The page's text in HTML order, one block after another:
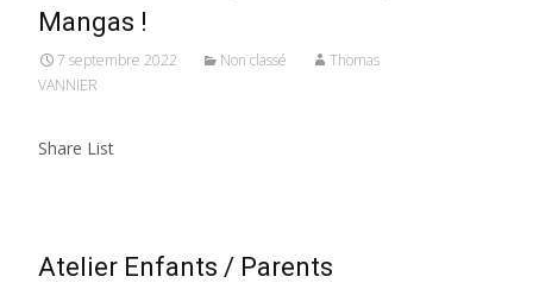
Mangas !
7 septembre 2022 Non classé
Thomas
VANNIER
Share List
Atelier Enfants / Parents